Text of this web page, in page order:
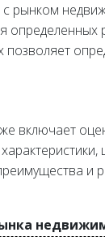
рынком
включает
и